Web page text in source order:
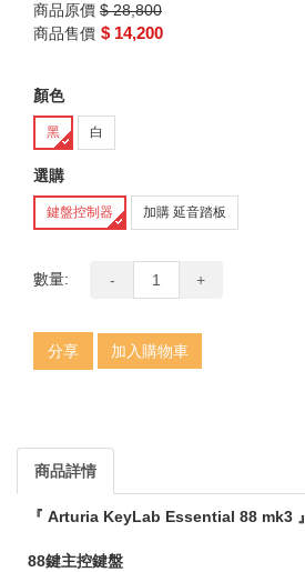
商品原價 $ 28,800
商品售價 $ 14,200
顏色
黑 白
選購
鍵盤控制器 加購 延音踏板
數量: - +
分享 加入購物車
商品詳情
『 Arturia KeyLab Essential 88 mk3 』
88鍵主控鍵盤